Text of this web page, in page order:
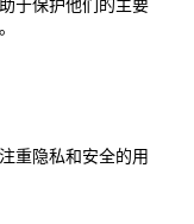
重隐私和安全的用